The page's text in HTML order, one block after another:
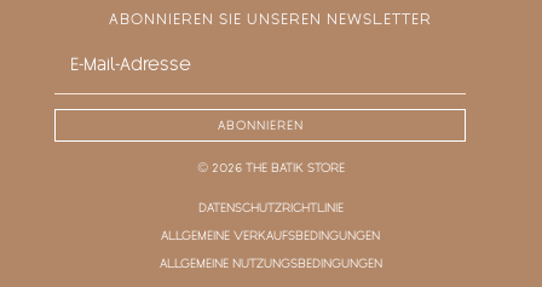
ABONNIEREN SIE UNSEREN NEWSLETTER
ABONNIEREN
© 2026 THE BATIK STORE
DATENSCHUTZRICHTLINIE
ALLGEMEINE VERKAUFSBEDINGUNGEN
ALLGEMEINE NUTZUNGSBEDINGUNGEN